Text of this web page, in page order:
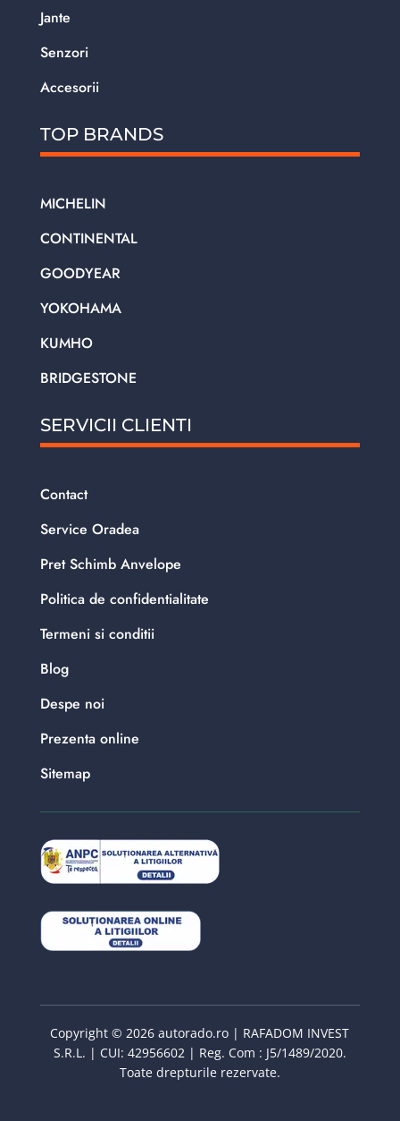
Jante
Senzori
Accesorii
TOP BRANDS
MICHELIN
CONTINENTAL
GOODYEAR
YOKOHAMA
KUMHO
BRIDGESTONE
SERVICII CLIENTI
Contact
Service Oradea
Pret Schimb Anvelope
Politica de confidentialitate
Termeni si conditii
Blog
Despe noi
Prezenta online
Sitemap
Copyright © 2026 autorado.ro | RAFADOM INVEST
S.R.L. | CUI: 42956602 | Reg. Com : J5/1489/2020.
Toate drepturile rezervate.